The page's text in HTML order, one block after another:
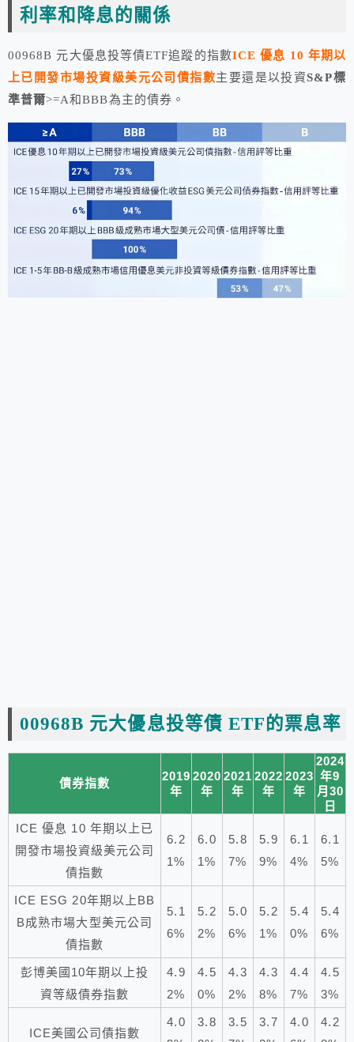
利率和降息的關係
00968B 元大優息投等債ETF追蹤的指數ICE 優息 10 年期以
上已開發市場投資級美元公司債指數主要還是以投資S&P標
準普爾>=A和BBB為主的債券。
00968B 元大優息投等債 ETF的票息率
債券指數
2019
年
2020
年
2021
年
2022
年
2023
年
2024
年9
月30
日
ICE 優息 10 年期以上已
開發市場投資級美元公司
債指數
6.2
1%
6.0
1%
5.8
7%
5.9
9%
6.1
4%
6.1
5%
ICE ESG 20年期以上BB
B成熟市場大型美元公司
債指數
5.1
6%
5.2
2%
5.0
6%
5.2
1%
5.4
0%
5.4
6%
彭博美國10年期以上投
資等級債券指數
4.9
2%
4.5
0%
4.3
2%
4.3
8%
4.4
7%
4.5
3%
ICE美國公司債指數
4.0
3.8
3.5
3.7
4.0
4.2